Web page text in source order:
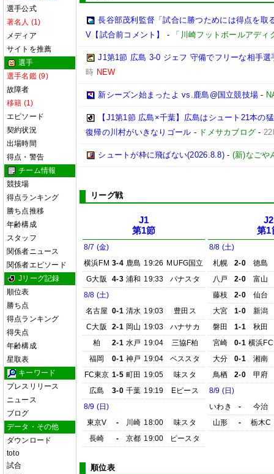
選手公式
著名人 (1)
メディア
サイトを推薦
選手
選手名鑑 (9)
故障者
移籍 (1)
エピソード
契約状況
出場時間
得点・警告
チーム情報
競技場
得点ランキング
勝ち点推移
年齢構成
スタッフ
関係者ニュース
関係者エピソード
Jリーグ記録
順位表
勝ち点
得点ランキング
得失点
年齢構成
星取表
キーワード
プレスリリース
ニュース
ブログ
データ・その他
ダウンロード
toto
試合
長谷部茂利監督「試合に勝つためには得点を
V【試合前コメント】
- 「川崎フットボールアディ
J1第1節 広島 3-0 ジェフ 守備でフリーな相手
時 NEW
新シーズン始まったよ vs.鹿島@国立競技場 -
【J1第1節 広島×千葉】広島はシュート21本の
復帰の川村がいきなりゴール - ドメサカブログ - 22
シュートが枠に飛ばない(2026.8.8)- (新)なごや
リーグ戦
J1
第1節
8/7 (金)
横浜FM 3-4 鹿島 19:26 MUFG国立
G大阪
4-3 浦和 19:33
パナスタ
8/8 (土)
名古屋 0-1 清水 19:03
豊田ス
C大阪
2-1 岡山 19:03
ハナサカ
柏
2-1 水戸 19:04
三協F柏
福岡
0-1 神戸 19:04
ベススタ
FC東京 1-5 町田 19:05
味スタ
広島
3-0 千葉 19:19
Eピース
8/9 (日)
東京V
- 川崎 18:00
味スタ
長崎
- 京都 19:00 ピースタ
J2
第1
8/8 (土)
札幌
2-0
徳島
八戸
2-0
富山
藤枝
2-0
仙台
大宮
1-0
新潟
磐田
1-1
秋田
宮崎
0-1 横浜FC
大分
0-1
湘南
鳥栖
2-0
甲府
8/9 (日)
いわき
-
今治
山形
- 栃木C
順位表